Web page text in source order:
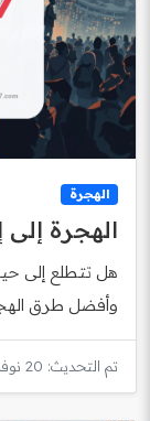
الهجرة
الهجرة إلى
هل تتطلع إلى
وأفضل طرق
تم التحديث: 20 نوفمبر، 2025